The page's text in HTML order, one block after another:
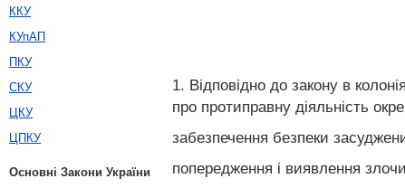
1. Відповідно до закону в
про протиправну діяльність
забезпечення безпеки
попередження і виявлення
ККУ
КУпАП
ПКУ
СКУ
ЦКУ
ЦПКУ
Основні Закони України